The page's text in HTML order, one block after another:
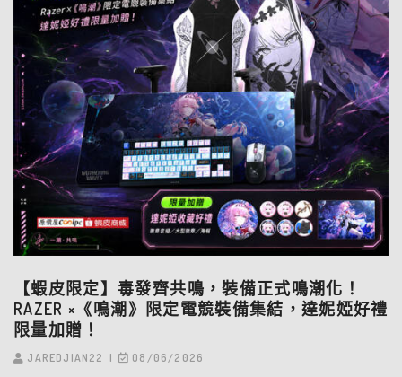
【蝦皮限定】毒發齊共鳴，裝備正式鳴潮化！
RAZER ×《鳴潮》限定電競裝備集結，達妮婭好禮
限量加贈！
JAREDJIAN22 08/06/2026